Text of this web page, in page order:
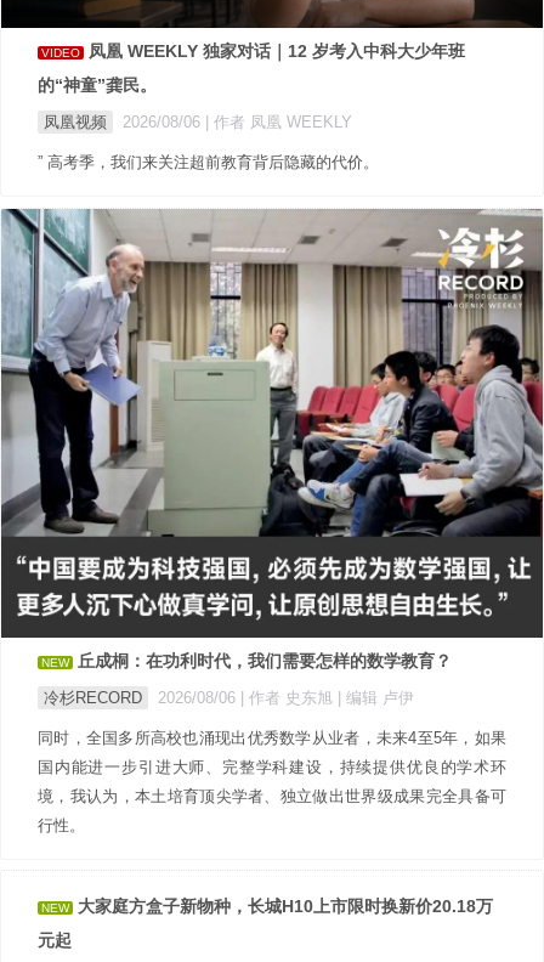
VIDEO
凤凰 WEEKLY 独家对话｜12 岁考入中科大少年班
的“神童”龚民。
凤凰视频 2026/08/06 | 作者 凤凰 WEEKLY
” 高考季，我们来关注超前教育背后隐藏的代价。
NEW 丘成桐：在功利时代，我们需要怎样的数学教育？
冷杉RECORD 2026/08/06 | 作者 史东旭 | 编辑 卢伊
同时，全国多所高校也涌现出优秀数学从业者，未来4至5年，如果
国内能进一步引进大师、完整学科建设，持续提供优良的学术环
境，我认为，本土培育顶尖学者、独立做出世界级成果完全具备可
行性。
NEW
大家庭方盒子新物种，长城H10上市限时换新价20.18万
元起